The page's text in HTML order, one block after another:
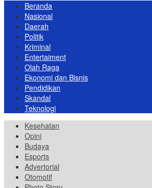
Beranda
Nasional
Daerah
Politik
Kriminal
Entertaiment
Olah Raga
Ekonomi dan Bisnis
Pendidikan
Skandal
Teknologi
Kesehatan
Opini
Budaya
Esports
Advertorial
Otomotif